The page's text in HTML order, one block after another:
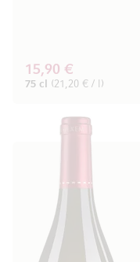
15,90 €
75 cl (21,20 € / l)